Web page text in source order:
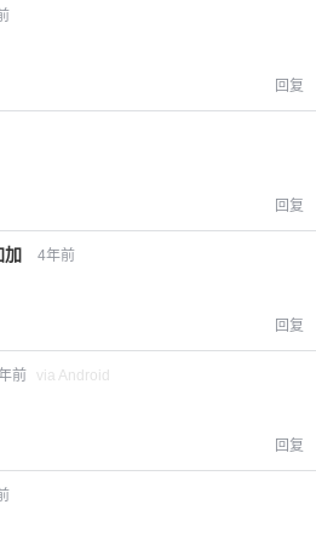
回复
回复
加 4年前
回复
前 via Android
回复
容，请购买会员或者提升权